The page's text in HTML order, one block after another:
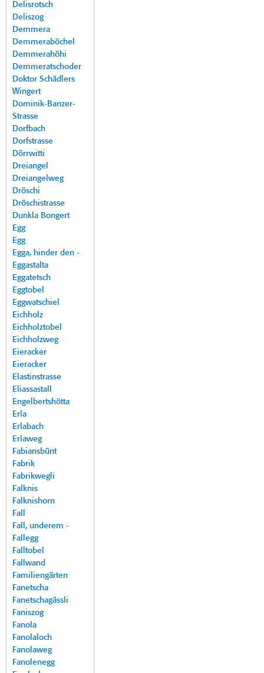
Delisrotsch
Deliszog
Demmera
Demmeraböchel
Demmerahöhi
Demmeratschoder
Doktor Schädlers
Wingert
Dominik-Banzer-
Strasse
Dorfbach
Dorfstrasse
Dörrwitti
Dreiangel
Dreiangelweg
Dröschi
Dröschistrasse
Dunkla Bongert
Egg
Egg
Egga, hinder den -
Eggastalta
Eggatetsch
Eggtobel
Eggwatschiel
Eichholz
Eichholztobel
Eichholzweg
Eieracker
Eieracker
Elastinstrasse
Eliassastall
Engelbertshötta
Erla
Erlabach
Erlaweg
Fabiansbünt
Fabrik
Fabrikwegli
Falknis
Falknishorn
Fall
Fall, underem -
Fallegg
Falltobel
Fallwand
Familiengärten
Fanetscha
Fanetschagässli
Faniszog
Fanola
Fanolaloch
Fanolaweg
Fanolenegg